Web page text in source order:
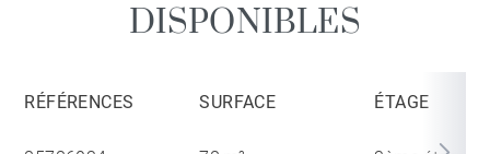
DISPONIBLES
RÉFÉRENCES SURFACE ÉTAGE